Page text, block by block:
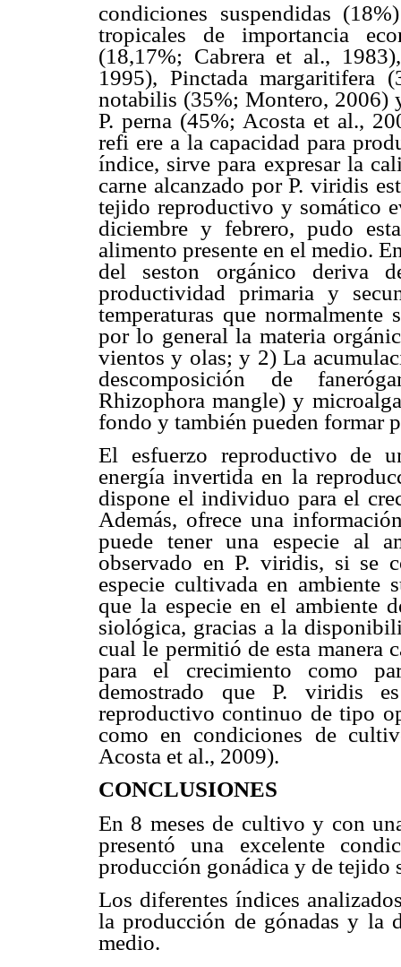
condiciones suspendidas
tropicales de importancia
(18,17%; Cabrera et al.,
1995), Pinctada margaritifera
notabilis (35%; Montero, 2006)
P. perna (45%; Acosta et al.,
refi ere a la capacidad para
índice, sirve para expresar la
carne alcanzado por P. viridis
tejido reproductivo y somático
diciembre y febrero, pudo
alimento presente en el medio.
del seston orgánico deriva
productividad primaria y
temperaturas que normalmente
por lo general la materia
vientos y olas; y 2) La
descomposición de
Rhizophora mangle) y
fondo y también pueden formar
El esfuerzo reproductivo de
energía invertida en la
dispone el individuo para el
Además, ofrece una
puede tener una especie al
observado en P. viridis, si se
especie cultivada en ambiente
que la especie en el ambiente
siológica, gracias a la
cual le permitió de esta manera
para el crecimiento como
demostrado que P. viridis
reproductivo continuo de tipo
como en condiciones de
Acosta et al., 2009).
CONCLUSIONES
En 8 meses de cultivo y con
presentó una excelente
producción gonádica y de tejido
Los diferentes índices
la producción de gónadas y la
medio.